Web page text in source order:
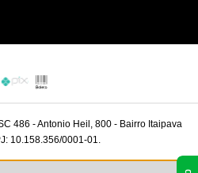
486 - Antonio Heil, 800 - Bairro Itaipava
10.158.356/0001-01.